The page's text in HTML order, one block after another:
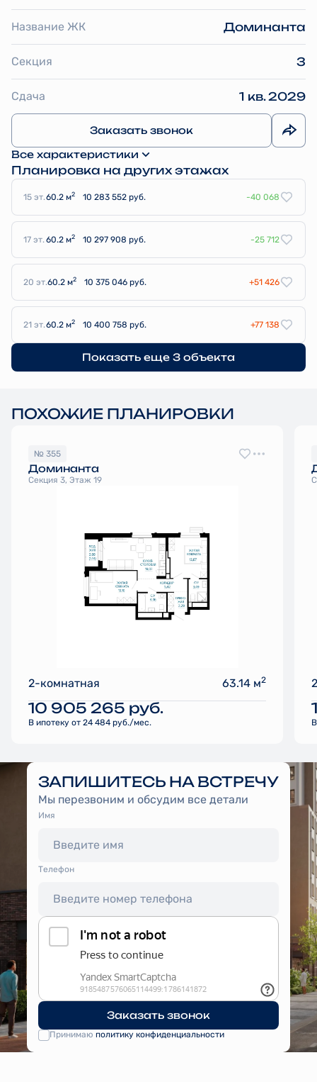
Название ЖК Доминанта
Секция 3
Сдача 1 кв. 2029
Заказать звонок
Все характеристики
Планировка на других этажах
15 эт.60.2 м2 10 283 552 руб. -40 068
17 эт. 60.2 м2 10 297 908 руб. -25 712
20 эт.60.2 м2 10 375 046 руб. +51 426
21 эт.60.2 м2 10 400 758 руб. +77 138
Показать еще 3 объектa
ПОХОЖИЕ ПЛАНИРОВКИ
№ 355
Доминанта
Секция 3, Этаж 19
2-комнатная 63.14 м2
10 905 265 руб.
В ипотеку от 24 484 руб./мес.
ЗАПИШИТЕСЬ НА ВСТРЕЧУ
Мы перезвоним и обсудим все детали
Имя
Tелефон
Заказать звонок
Принимаю политику конфиденциальности